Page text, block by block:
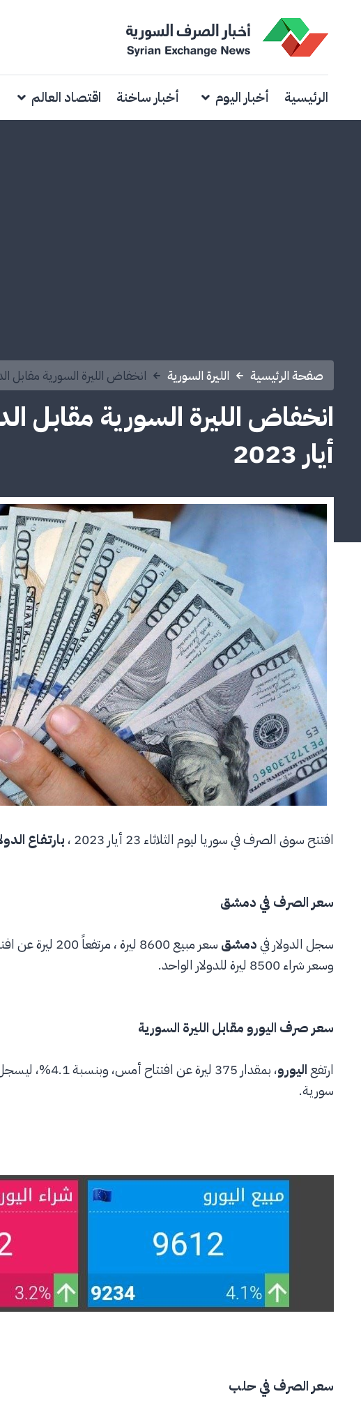
الرئيسية أخبار اليوم أخبار ساخنة اقتصاد العالم
صفحة الرئيسية الليرة السورية انخفاض الليرة السورية مقابل الدولار في
أيار 2023
افتتح سوق الصرف في سوريا ليوم الثلاثاء 23 أيار 2023 ، بارتفاع
سعر الصرف في دمشق
سجل الدولار فيدمشق
وسعر شراء 8500 ليرة للدولار الواحد.
سعر صرف اليورو مقابل الليرة السورية
ارتفعاليورو
سورية.
سعر الصرف في حلب